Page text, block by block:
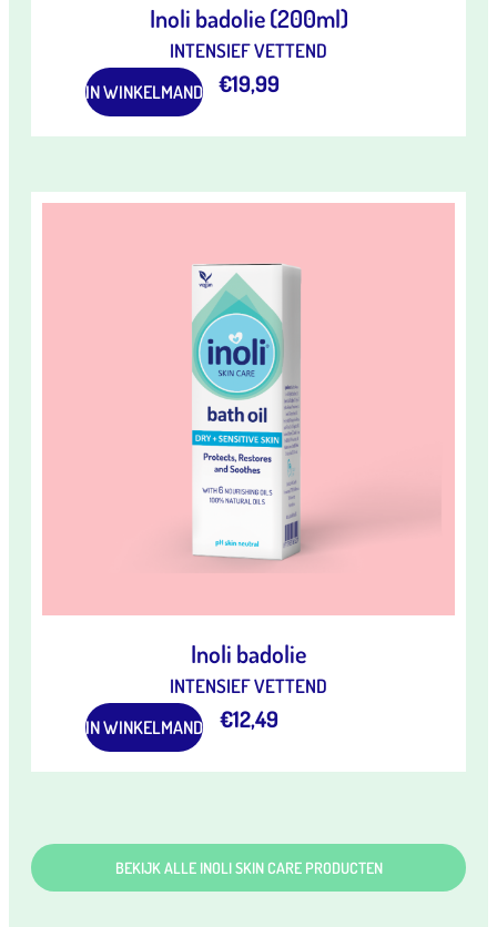
Inoli badolie (200ml)
INTENSIEF VETTEND
€19,99
IN WINKELMAND
Inoli badolie
INTENSIEF VETTEND
€12,49
IN WINKELMAND
BEKIJK ALLE INOLI SKIN CARE PRODUCTEN